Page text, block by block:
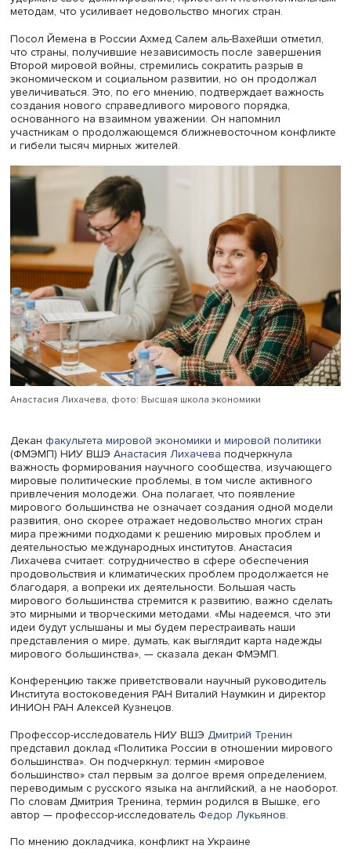
Заместитель министра иностранных дел РФ Андрей
использовать их оценки и выводы на практике. По его
мнению, в мире происходят перемены библейского
На практике это означает укрепление суверенитета
и Востока, особенно крупных мировых игроков. Этот
требует глубокого осмысления. Андрей Руденко
НИУ ВШЭ в изучении проблем мироустройства и
сотрудничество России со странами мирового
стало приоритетом ее внешней политики. Дипломат
важно определить критерии отнесения стран к
большинству и понимать, что оно неоднородно, а
новых лидеров подтверждаются их экономическими
— совокупный ВВП стран БРИКС уже превысил
показатель G7. Запад, по мнению Андрея Руденко,
удержать свое доминирование, прибегая к
методам, что усиливает недовольство многих стран.
Посол Йемена в России Ахмед Салем аль-Вахейши
что страны, получившие независимость после
Второй мировой войны, стремились сократить разрыв в
экономическом и социальном развитии, но он
увеличиваться. Это, по его мнению, подтверждает
создания нового справедливого мирового порядка,
основанного на взаимном уважении. Он напомнил
участникам о продолжающемся ближневосточном
и гибели тысяч мирных жителей.
Анастасия Лихачева, фото: Высшая школа экономики
Деканфакультета мировой экономики и мировой
(ФМЭМП) НИУ ВШЭАнастасия Лихачеваподчеркнула
важность формирования научного сообщества,
мировые политические проблемы, в том числе
привлечения молодежи. Она полагает, что появление
мирового большинства не означает создания одной
развития, оно скорее отражает недовольство многих